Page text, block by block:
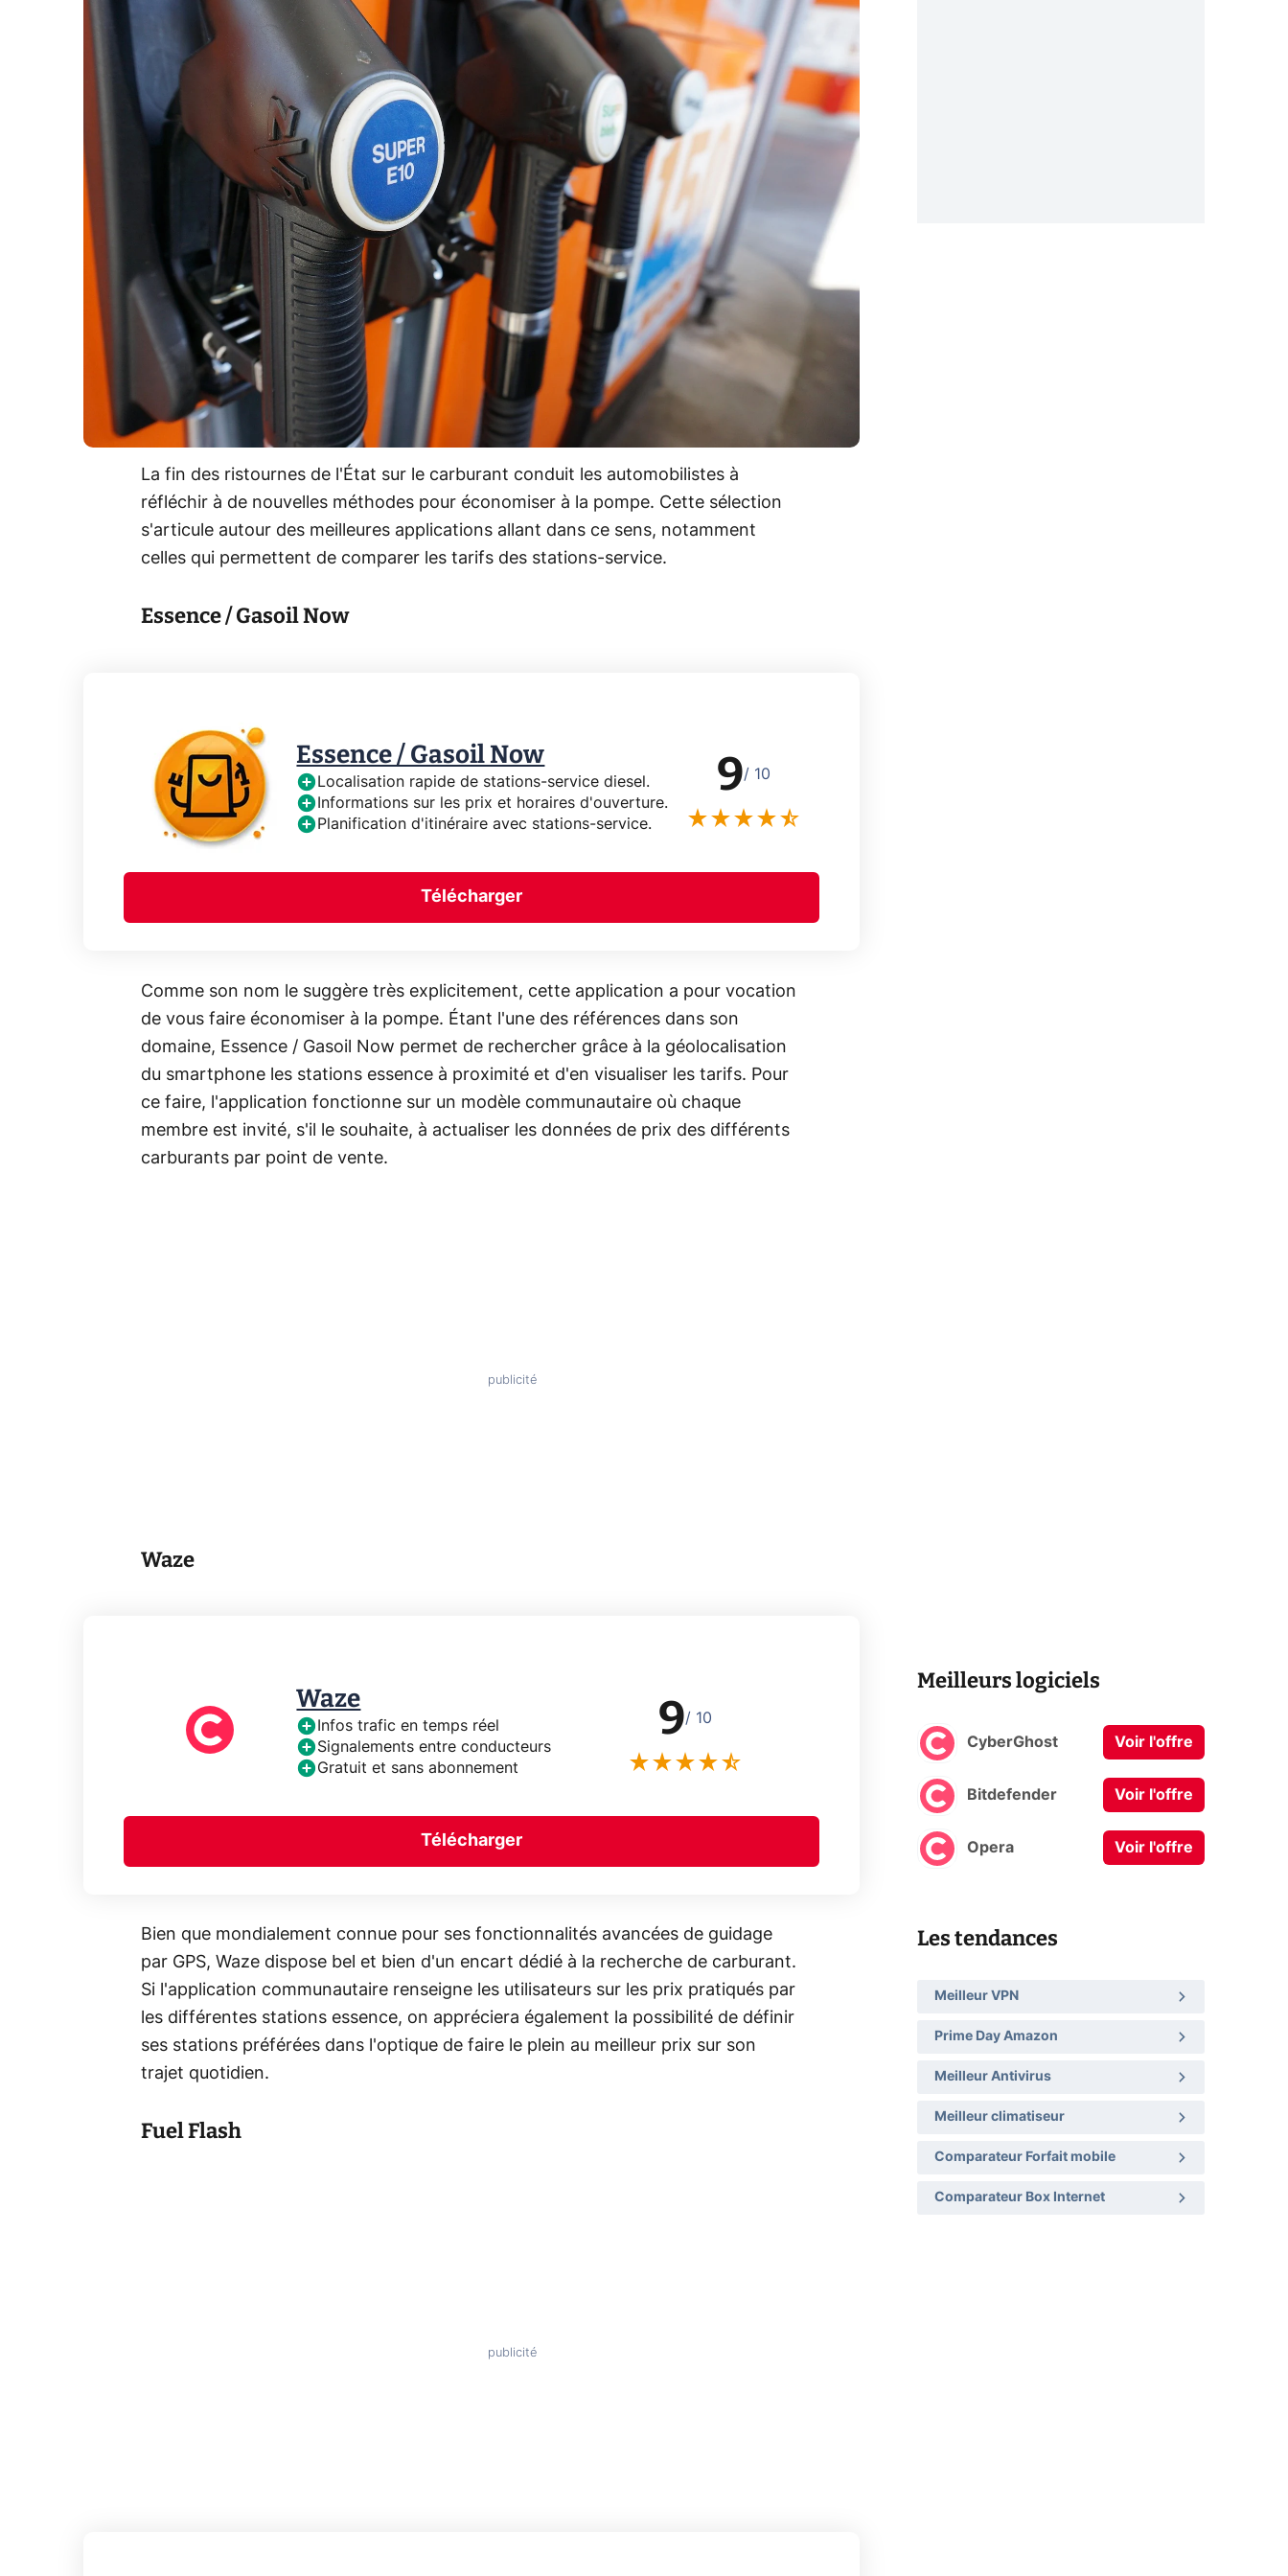
La fin des ristournes de l'État sur le carburant conduit les automobilistes à
réfléchir à de nouvelles méthodes pour économiser à la pompe. Cette sélection
s'articule autour des meilleures applications allant dans ce sens, notamment
celles qui permettent de comparer les tarifs des stations-service.
Essence / Gasoil Now
Essence / Gasoil Now
Localisation rapide de stations-service diesel.
Informations sur les prix et horaires d'ouverture.
Planification d'itinéraire avec stations-service.
9/ 10
Télécharger
Comme son nom le suggère très explicitement, cette application a pour vocation
de vous faire économiser à la pompe. Étant l'une des références dans son
domaine, Essence / Gasoil Now permet de rechercher grâce à la géolocalisation
du smartphone les stations essence à proximité et d'en visualiser les tarifs. Pour
ce faire, l'application fonctionne sur un modèle communautaire où chaque
membre est invité, s'il le souhaite, à actualiser les données de prix des différents
carburants par point de vente.
Waze
Waze
Infos trafic en temps réel
Signalements entre conducteurs
Gratuit et sans abonnement
9/ 10
Télécharger
Bien que mondialement connue pour ses fonctionnalités avancées de guidage
par GPS, Waze dispose bel et bien d'un encart dédié à la recherche de carburant.
Si l'application communautaire renseigne les utilisateurs sur les prix pratiqués par
les différentes stations essence, on appréciera également la possibilité de définir
ses stations préférées dans l'optique de faire le plein au meilleur prix sur son
trajet quotidien.
Fuel Flash
Meilleurs logiciels
CyberGhost Voir l'offre
Bitdefender Voir l'offre
Opera Voir l'offre
Les tendances
Meilleur VPN
Prime Day Amazon
Meilleur Antivirus
Meilleur climatiseur
Comparateur Forfait mobile
Comparateur Box Internet